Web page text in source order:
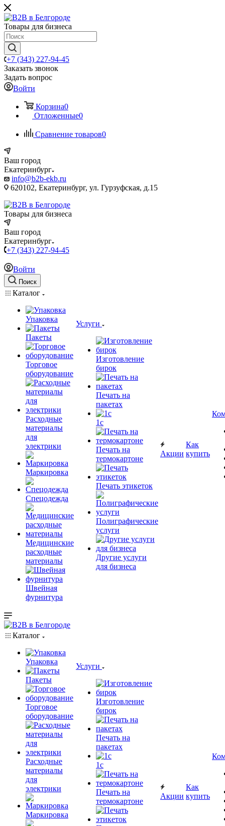
Товары для бизнеса
+7 (343) 227-94-45
Заказать звонок
Задать вопрос
Войти
Корзина0
Отложенные0
Сравнение товаров0
Ваш город
Екатеринбург
info@b2b-ekb.ru
620102, Екатеринбург, ул. Гурзуфская, д.15
Товары для бизнеса
Ваш город
Екатеринбург
+7 (343) 227-94-45
Войти
Поиск
Каталог
Упаковка
Пакеты
Торговое
оборудование
Расходные
материалы
для
электрики
Маркировка
Спецодежда
Медицинские
расходные
материалы
Швейная
фурнитура
Услуги
Изготовление
бирок
Печать на
пакетах
1c
Печать на
термокартоне
Печать этикеток
Полиграфические
услуги
Другие услуги
для бизнеса
Акции
Как
купить
Каталог
Упаковка
Пакеты
Торговое
оборудование
Расходные
материалы
для
электрики
Маркировка
Услуги
Изготовление
бирок
Печать на
пакетах
1c
Печать на
термокартоне
Акции
Как
купить